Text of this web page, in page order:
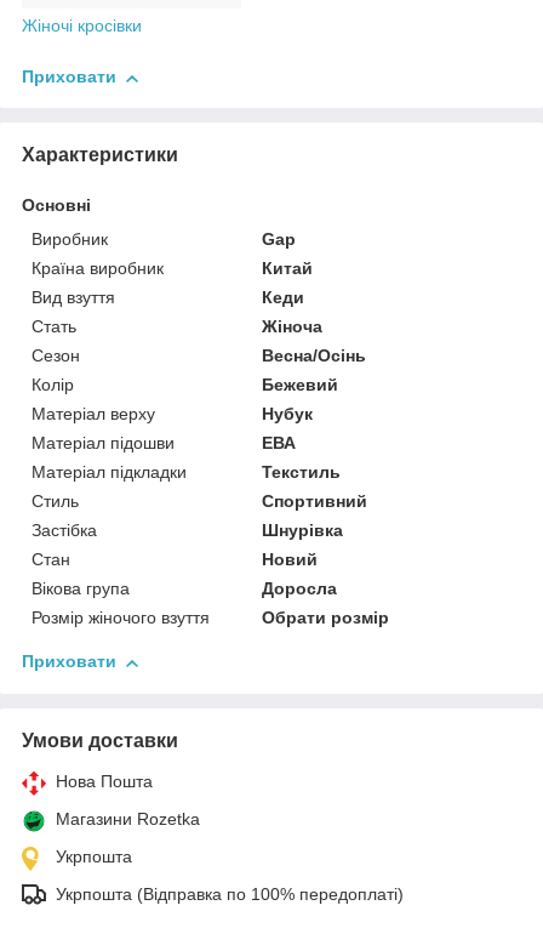
Жіночі кросівки
Приховати
Характеристики
Основні
Виробник
Gap
Країна виробник
Китай
Вид взуття
Кеди
Стать
Жіноча
Сезон
Весна/Осінь
Колір
Бежевий
Матеріал верху
Нубук
Матеріал підошви
ЕВА
Матеріал підкладки
Текстиль
Стиль
Спортивний
Застібка
Шнурівка
Стан
Новий
Вікова група
Доросла
Розмір жіночого взуття
Обрати розмір
Приховати
Умови доставки
Нова Пошта
Магазини Rozetka
Укрпошта
Укрпошта (Відправка по 100% передоплаті)